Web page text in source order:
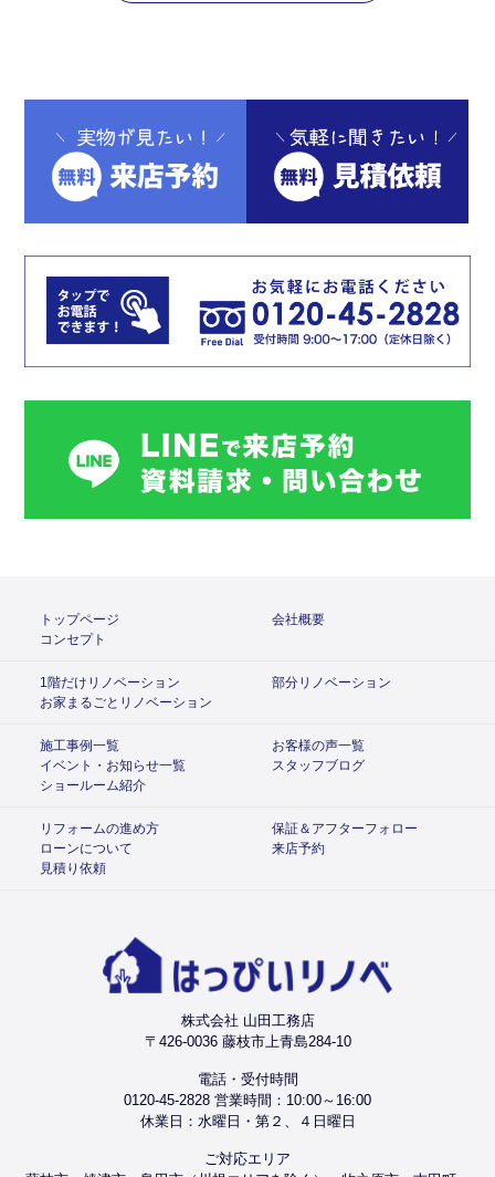
トップページ
会社概要
コンセプト
1階だけリノベーション
部分リノベーション
お家まるごとリノベーション
施工事例一覧
お客様の声一覧
イベント・お知らせ一覧
スタッフブログ
ショールーム紹介
リフォームの進め方
保証＆アフターフォロー
ローンについて
来店予約
見積り依頼
株式会社 山田工務店
〒426-0036 藤枝市上青島284-10
電話・受付時間
0120-45-2828 営業時間：10:00～16:00
休業日：水曜日・第２、４日曜日
ご対応エリア